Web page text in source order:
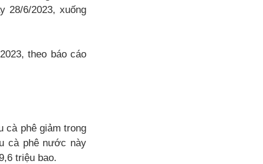
28/6/2023, xuống
theo báo cáo
cà phê giảm trong
cà phê nước này
triệu bao.